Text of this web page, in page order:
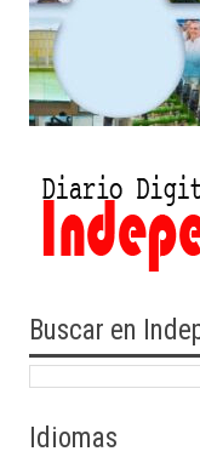
Buscar en
Idiomas